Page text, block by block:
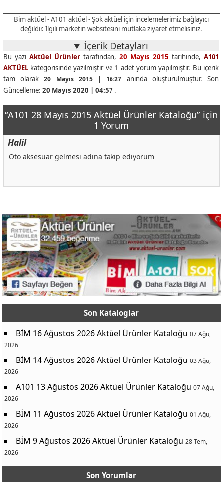
Bim aktüel - A101 aktüel - Şok aktüel için incelemelerimiz bağlayıcı
değildir. İlgili marketin websitesini mutlaka ziyaret etmelisiniz.
İçerik Detayları
Bu yazı Aktüel Ürünlertarafından, 20 Mayıs 2015 tarihinde,A101
AKTÜELkategorisinde yazılmıştır ve 1 adet yorum yapılmıştır. Bu içerik
tam olarak20 Mayıs 2015 | 16:27 anında oluşturulmuştur. Son
Güncelleme: 20 Mayıs 2020 | 04:57 .
“A101 28 Mayıs 2015 Aktüel Ürünler Kataloğu” için
1 Yorum
Halil
Oto aksesuar gelmesi adına takip ediyorum
Son Kataloglar
BİM 16 Ağustos 2026 Aktüel Ürünler Kataloğu 07 Ağu,
2026
BİM 14 Ağustos 2026 Aktüel Ürünler Kataloğu 03 Ağu,
2026
A101 13 Ağustos 2026 Aktüel Ürünler Kataloğu 07 Ağu,
2026
BİM 11 Ağustos 2026 Aktüel Ürünler Kataloğu 01 Ağu,
2026
BİM 9 Ağustos 2026 Aktüel Ürünler Kataloğu 28 Tem,
2026
Son Yorumlar